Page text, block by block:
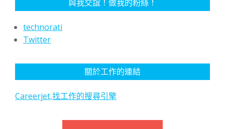
與我交誼！做我的粉絲！
technorati
Twitter
關於工作的連結
Careerjet,找工作的搜尋引擎